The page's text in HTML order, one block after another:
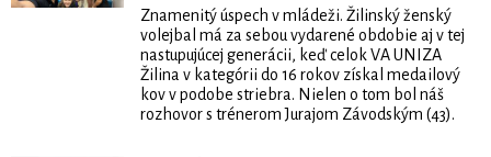
Znamenitý úspech v mládeži. Žilinský ženský
volejbal má za sebou vydarené obdobie aj v tej
nastupujúcej generácii, keď celok VA UNIZA
Žilina v kategórii do 16 rokov získal medailový
kov v podobe striebra. Nielen o tom bol náš
rozhovor s trénerom Jurajom Závodským (43).